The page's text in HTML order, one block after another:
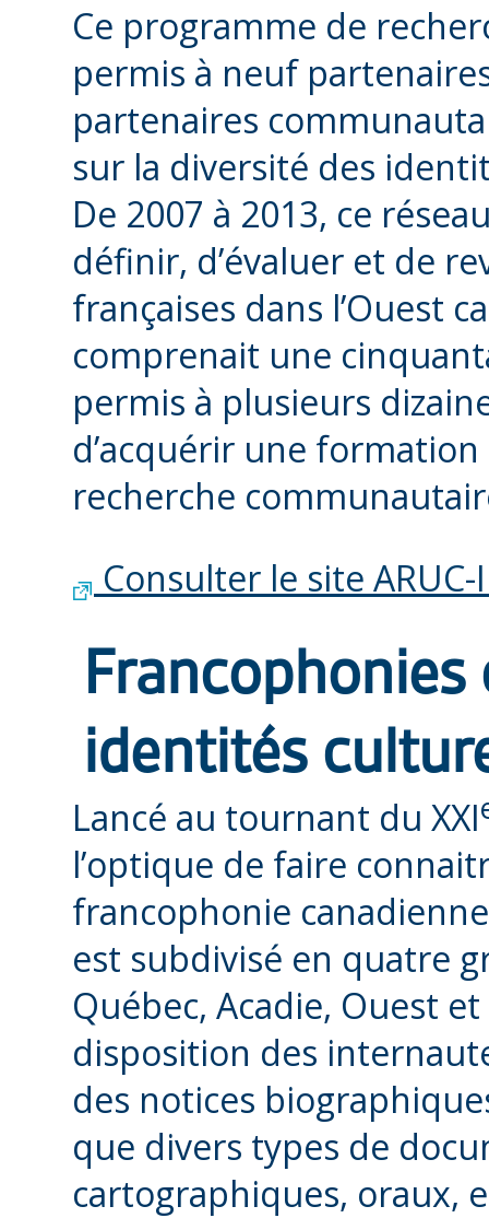
Ce programme de
permis à neuf
partenaires
sur la diversité des
De 2007 à 2013, ce
définir, d’évaluer et de
françaises dans l’Ouest
comprenait une
permis à plusieurs
d’acquérir une
recherche
Consulter le site ARUC-
identités
Lancé au tournant du XXI
l’optique de faire
francophonie
est subdivisé en quatre
Québec, Acadie, Ouest
disposition des
des notices
que divers types de
cartographiques, oraux,